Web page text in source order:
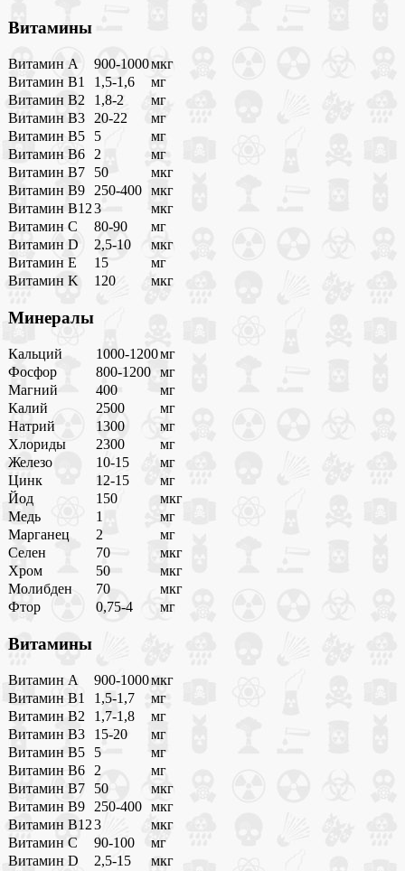
Витамины
Витамин A 900-1000мкг
Витамин B1
1,5-1,6
мг
Витамин B2
1,8-2
мг
Витамин B3 20-22
мг
Витамин B5
5
мг
Витамин B6 2
мг
Витамин B7
50
мкг
Витамин B9 250-400 мкг
Витамин B123
мкг
Витамин C
80-90
мг
Витамин D
2,5-10
мкг
Витамин E
15
мг
Витамин K
120 мкг
Минералы
Кальций 1000-1200мг
Фосфор
800-1200 мг
Магний
400
мг
Калий
2500
мг
Натрий
1300
мг
Хлориды
2300
мг
Железо
10-15
мг
Цинк
12-15
мг
Йод
150
мкг
Медь
1
мг
Марганец
2
мг
Селен
70
мкг
Хром
50
мкг
Молибден
70
мкг
Фтор
0,75-4 мг
Витамины
Витамин A 900-1000мкг
Витамин B1
1,5-1,7
мг
Витамин B2
1,7-1,8
мг
Витамин B3
15-20
мг
Витамин B5
5
мг
Витамин B6 2
мг
Витамин B7
50
мкг
Витамин B9 250-400 мкг
Витамин B123
мкг
Витамин C
90-100
мг
Витамин D
2,5-15
мкг